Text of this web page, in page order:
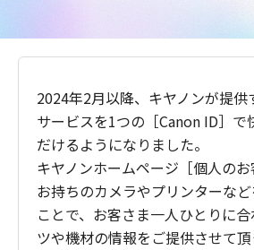
2024年2月以降、キヤノンが提供
サービスを1つの［Canon ID］で
だけるようになりました。
キヤノンホームページ［個人のお
お持ちのカメラやプリンターな
ことで、お客さま一人ひとりに
ツや機材の情報をご提供させて頂